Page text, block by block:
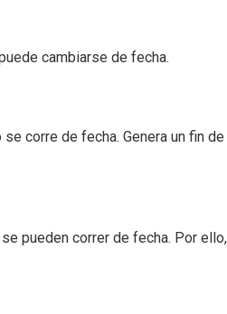
cambiarse de fecha.
corre de fecha. Genera un fin de
pueden correr de fecha. Por